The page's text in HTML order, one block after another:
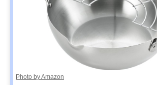
Photo by Amazon